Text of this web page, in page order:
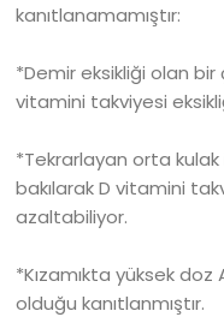
kanıtlanamamıştır:
*Demir eksikliği olan
vitamini takviyesi
*Tekrarlayan orta
bakılarak D vitamini
azaltabiliyor.
*Kızamıkta yüksek
olduğu kanıtlanmıştır.